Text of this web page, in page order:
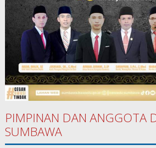
PIMPINAN DAN ANGGOTA
SUMBAWA